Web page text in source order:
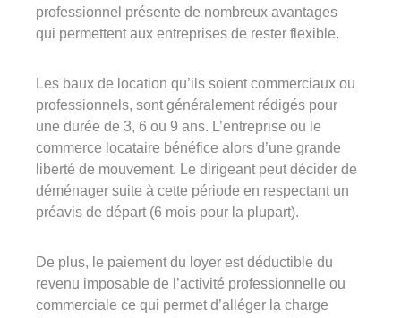
professionnel présente de nombreux avantages
qui permettent aux entreprises de rester flexible.
Les baux de location qu’ils soient commerciaux ou
professionnels, sont généralement rédigés pour
une durée de 3, 6 ou 9 ans. L’entreprise ou le
commerce locataire bénéfice alors d’une grande
liberté de mouvement. Le dirigeant peut décider de
déménager suite à cette période en respectant un
préavis de départ (6 mois pour la plupart).
De plus, le paiement du loyer est déductible du
revenu imposable de l’activité professionnelle ou
commerciale ce qui permet d’alléger la charge